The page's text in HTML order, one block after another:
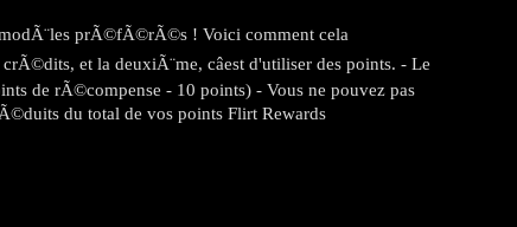
modÃ¨les prÃ©fÃ©rÃ©s ! Voici comment cela
et la deuxiÃ¨me, câest d'utiliser des points. - Le
de rÃ©compense - 10 points) - Vous ne pouvez pas
du total de vos points Flirt Rewards